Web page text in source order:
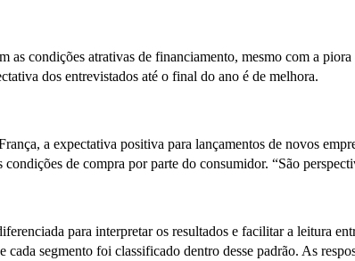
as condições atrativas de financiamento, mesmo com a
dos entrevistados até o final do ano é de melhora.
a expectativa positiva para lançamentos de novos
de compra por parte do consumidor. “São
para interpretar os resultados e facilitar a leitura
segmento foi classificado dentro desse padrão. As